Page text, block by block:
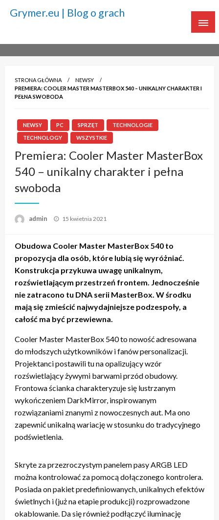
Grymer.eu | Blog o grach
STRONA GŁÓWNA
NEWSY
PREMIERA: COOLER MASTER MASTERBOX 540 – UNIKALNY CHARAKTER I
PEŁNA SWOBODA
NEWSY PC SPRZĘT
TECHNOLOGIE
TECHNOLOGY
WSZYSTKIE
Premiera: Cooler Master MasterBox
540 – unikalny charakter i pełna
swoboda
admin Napisano
15 kwietnia 2021
Obudowa Cooler Master MasterBox 540 to
propozycja dla osób, które lubią się wyróżniać.
Konstrukcja przykuwa uwagę unikalnym,
rozświetlającym przestrzeń frontem. Jednocześnie
nie zatracono tu DNA serii MasterBox. W środku
mają się zmieścić najwydajniejsze podzespoły, a
całość ma być przewiewna.
Cooler Master MasterBox 540 to nowość adresowana
do młodszych użytkowników i fanów personalizacji.
Projektanci postawili tu na opalizujący wzór
rozświetlający żywymi barwami przód obudowy.
Frontowa ścianka charakteryzuje się lustrzanym
wykończeniem DarkMirror, inspirowanym
rozwiązaniami znanymi z nowoczesnych aut. Ma ono
zapewnić unikalną wariację w stosunku do tradycyjnego
podświetlenia.
Skryte za przezroczystym panelem pasy ARGB LED
można kontrolować za pomocą dołączonego kontrolera.
Posiada on pakiet predefiniowanych, unikalnych efektów
świetlnych i (już na etapie produkcji) rozprowadzone
okablowanie. Da się również podłączyć iluminację